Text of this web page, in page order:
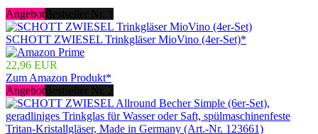
Angebot
SCHOTT ZWIESEL Trinkgläser MioVino (4er-Set)*
22,96 EUR
Zum Amazon Produkt*
Angebot